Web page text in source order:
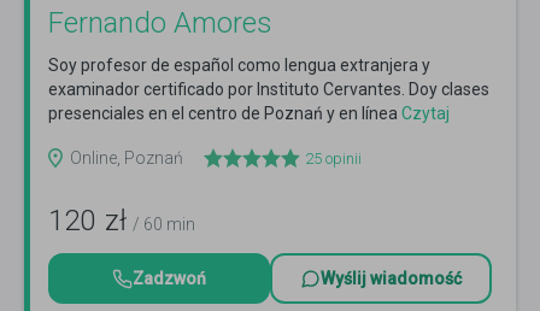
Fernando Amores
Soy profesor de español como lengua extranjera y
examinador certificado por Instituto Cervantes. Doy clases
presenciales en el centro de Poznań y en línea Czytaj
Online, Poznań
25 opinii
120 zł / 60 min
Zadzwoń Wyślij wiadomość